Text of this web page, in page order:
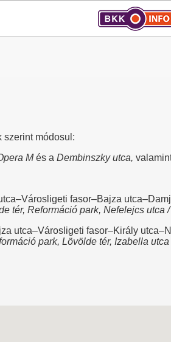
szerint módosul:
Més a Dembinszky utca,
fasor–Bajza
tér, Reformáció park, Nefelejcs utca
utca–Városligeti fasor–Király
park, Lövölde tér, Izabella